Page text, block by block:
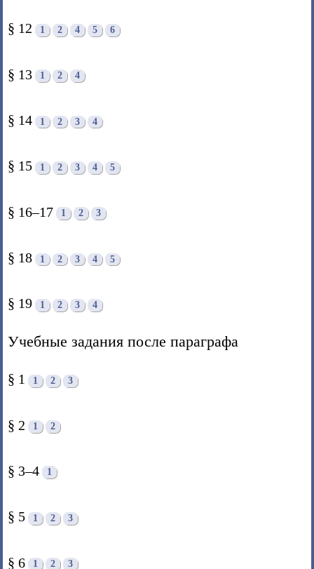
§ 12 1 2 4 5 6
§ 13 1 2 4
§ 14 1 2 3 4
§ 15 1 2 3 4 5
§ 16–17 1 2 3
§ 18 1 2 3 4 5
§ 19 1 2 3 4
Учебные задания после параграфа
§ 1 1 2 3
§ 2 1 2
§ 3–4 1
§ 5 1 2 3
§ 6 1 2 3